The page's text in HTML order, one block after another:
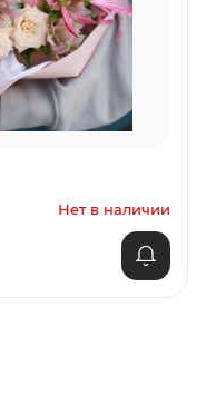
Нет в наличии